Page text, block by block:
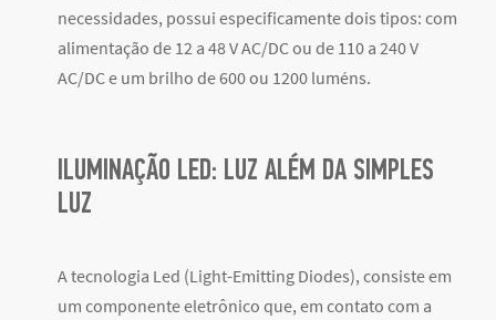
necessidades, possui especificamente dois tipos: com
alimentação de 12 a 48 V AC/DC ou de 110 a 240 V
AC/DC e um brilho de 600 ou 1200 luméns.
ILUMINAÇÃO LED: LUZ ALÉM DA SIMPLES
LUZ
A tecnologia Led (Light-Emitting Diodes), consiste em
um componente eletrônico que, em contato com a